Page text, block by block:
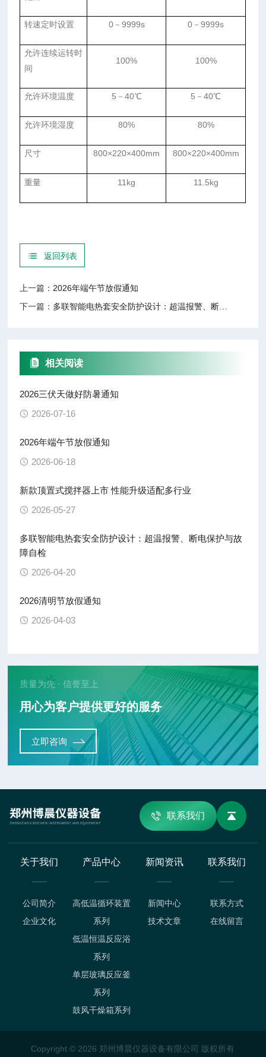
转速定时设置 0－ 9999s 0 －9999s
允许连续运转时
间
100% 100%
允许环境温度 5 － 40℃ 5 －40℃
允许环境湿度 80% 80%
尺寸 800×220×400mm 800×220×400mm
重量 11kg 11.5kg
返回列表
上一篇： 2026年端午节放假通知
下一篇： 多联智能电热套安全防护设计：超温报警、断电保护与故障自检
相关阅读
2026三伏天做好防暑通知
2026-07-16
2026年端午节放假通知
2026-06-18
新款顶置式搅拌器上市 性能升级适配多行业
2026-05-27
多联智能电热套安全防护设计：超温报警、断电保护与故
障自检
2026-04-20
2026清明节放假通知
2026-04-03
质量为先 · 信誉至上
用心为客户提供更好的服务
立即咨询
联系我们
关于我们
公司简介
企业文化
产品中心
高低温循环装置
系列
低温恒温反应浴
系列
单层玻璃反应釜
系列
鼓风干燥箱系列
新闻资讯
新闻中心
技术文章
联系我们
联系方式
在线留言
Copyright © 2026 郑州博晨仪器设备有限公司 版权所有